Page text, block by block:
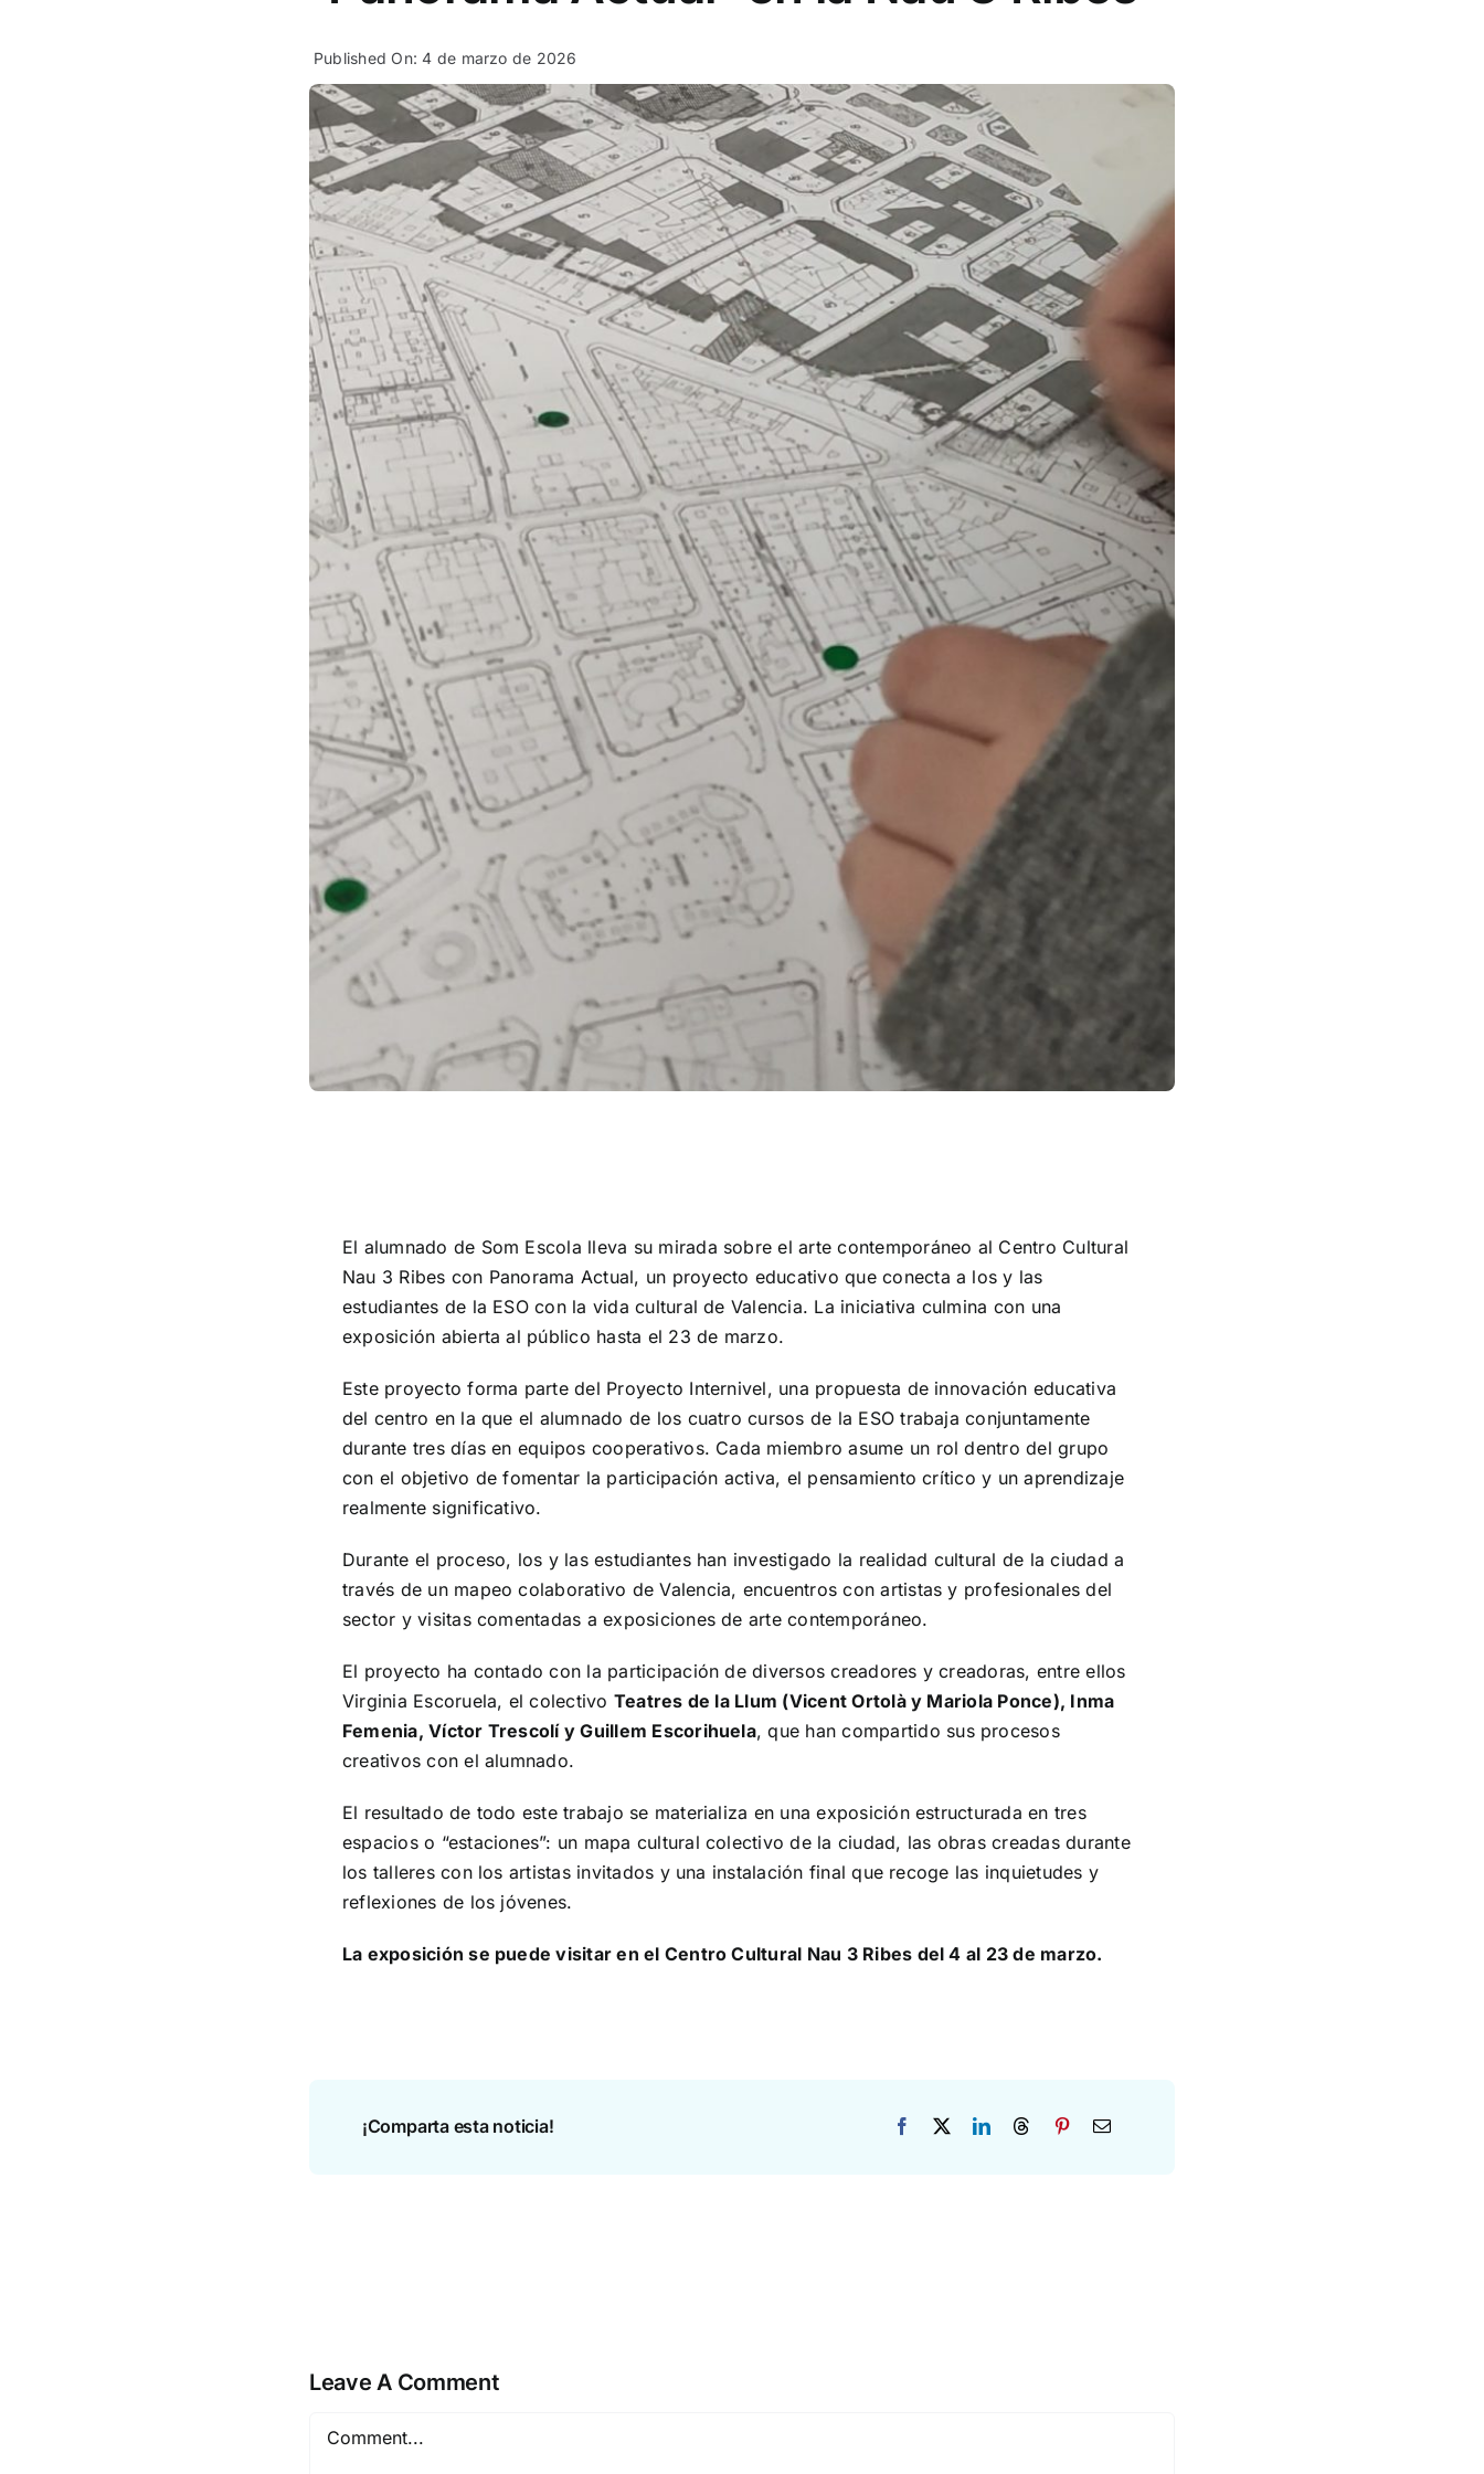
Published On: 4 de marzo de 2026
El alumnado de Som Escola lleva su mirada sobre el arte contemporáneo al Centro Cultural
Nau 3 Ribes con Panorama Actual, un proyecto educativo que conecta a los y las
estudiantes de la ESO con la vida cultural de Valencia. La iniciativa culmina con una
exposición abierta al público hasta el 23 de marzo.
Este proyecto forma parte del Proyecto Internivel, una propuesta de innovación educativa
del centro en la que el alumnado de los cuatro cursos de la ESO trabaja conjuntamente
durante tres días en equipos cooperativos. Cada miembro asume un rol dentro del grupo
con el objetivo de fomentar la participación activa, el pensamiento crítico y un aprendizaje
realmente significativo.
Durante el proceso, los y las estudiantes han investigado la realidad cultural de la ciudad a
través de un mapeo colaborativo de Valencia, encuentros con artistas y profesionales del
sector y visitas comentadas a exposiciones de arte contemporáneo.
El proyecto ha contado con la participación de diversos creadores y creadoras, entre ellos
Virginia Escoruela, el colectivo Teatres de la Llum (Vicent Ortolà y Mariola Ponce), Inma
Femenia, Víctor Trescolí y Guillem Escorihuela, que han compartido sus procesos
creativos con el alumnado.
El resultado de todo este trabajo se materializa en una exposición estructurada en tres
espacios o “estaciones”: un mapa cultural colectivo de la ciudad, las obras creadas durante
los talleres con los artistas invitados y una instalación final que recoge las inquietudes y
reflexiones de los jóvenes.
La exposición se puede visitar en el Centro Cultural Nau 3 Ribes del 4 al 23 de marzo.
¡Comparta esta noticia!
Leave A Comment